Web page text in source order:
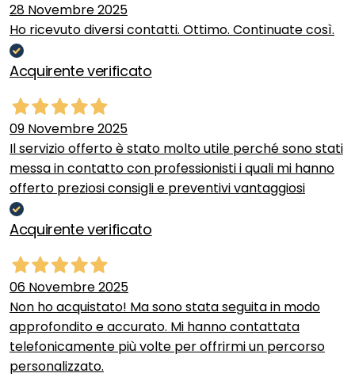
28 Novembre 2025
Ho ricevuto diversi contatti. Ottimo. Continuate così.
Acquirente verificato
09 Novembre 2025
Il servizio offerto è stato molto utile perché sono stati
messa in contatto con professionisti i quali mi hanno
offerto preziosi consigli e preventivi vantaggiosi
Acquirente verificato
06 Novembre 2025
Non ho acquistato! Ma sono stata seguita in modo
approfondito e accurato. Mi hanno contattata
telefonicamente più volte per offrirmi un percorso
personalizzato.